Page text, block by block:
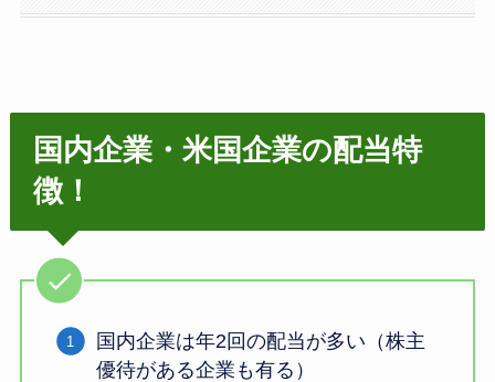
国内企業・米国企業の配当特
徴！
国内企業は年2回の配当が多い（株主
優待がある企業も有る）